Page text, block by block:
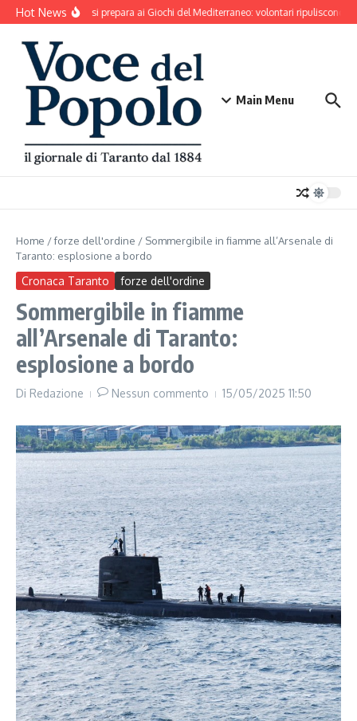
Salta al contenuto
Hot NewsTaranto si prepara ai Giochi del Mediterraneo: volontari ripuliscono
Main Menu
Home /forze dell'ordine / Sommergibile in fiamme all’Arsenale di
Taranto: esplosione a bordo
Cronaca Taranto forze dell'ordine
Sommergibile in fiamme
all’Arsenale di Taranto:
esplosione a bordo
Di Redazione Nessun commento 15/05/2025 11:50